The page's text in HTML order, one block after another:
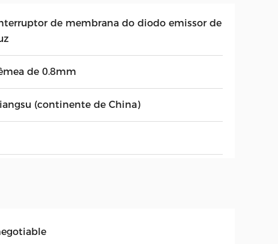
de membrana do diodo emissor de
de 0.8mm
(continente de China)